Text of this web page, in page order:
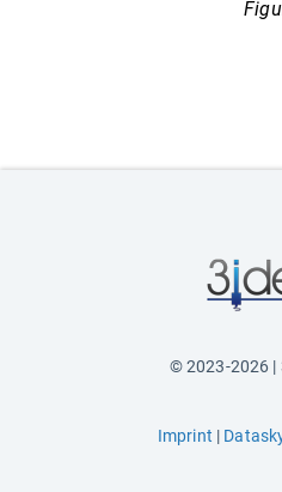
© 2023-2026 |
Imprint |